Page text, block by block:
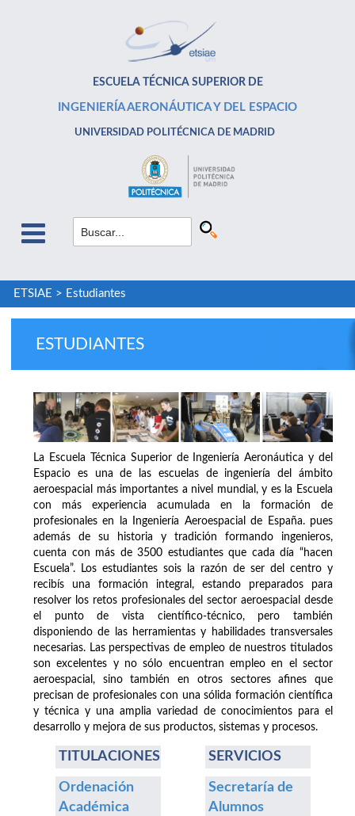
ESCUELA TÉCNICA SUPERIOR DE
INGENIERÍA AERONÁUTICA Y DEL ESPACIO
UNIVERSIDAD POLITÉCNICA DE MADRID
ETSIAE > Estudiantes
ESTUDIANTES
La Escuela Técnica Superior de Ingeniería Aeronáutica y del
Espacio es una de las escuelas de ingeniería del ámbito
aeroespacial más importantes a nivel mundial, y es la Escuela
con más experiencia acumulada en la formación de
profesionales en la Ingeniería Aeroespacial de España. pues
además de su historia y tradición formando ingenieros,
cuenta con más de 3500 estudiantes que cada día “hacen
Escuela”. Los estudiantes sois la razón de ser del centro y
recibís una formación integral, estando preparados para
resolver los retos profesionales del sector aeroespacial desde
el punto de vista científico-técnico, pero también
disponiendo de las herramientas y habilidades transversales
necesarias. Las perspectivas de empleo de nuestros titulados
son excelentes y no sólo encuentran empleo en el sector
aeroespacial, sino también en otros sectores afines que
precisan de profesionales con una sólida formación científica
y técnica y una amplia variedad de conocimientos para el
desarrollo y mejora de sus productos, sistemas y procesos.
TITULACIONES
Ordenación
Académica
SERVICIOS
Secretaría de
Alumnos